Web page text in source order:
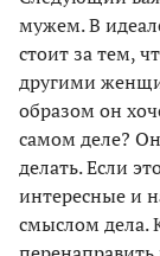
мужем. В
стоит за тем,
другими
образом он
самом деле? Он
делать. Если
интересные и
смыслом дела.